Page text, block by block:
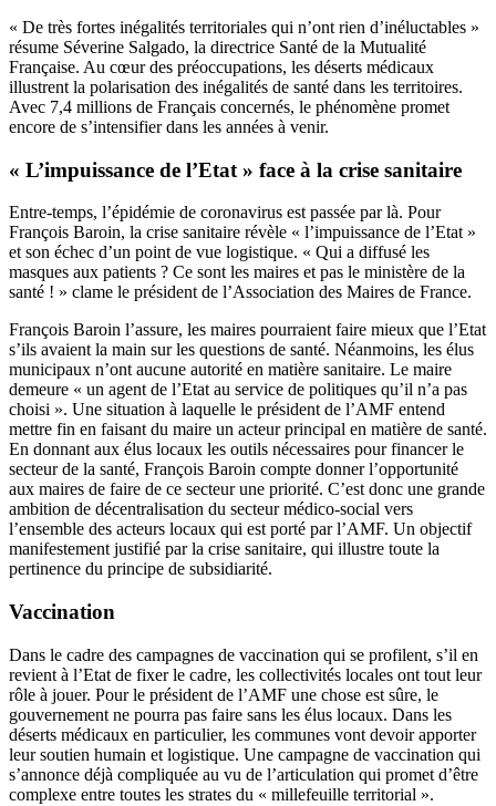
« De très fortes inégalités territoriales qui n’ont rien d’inéluctables »
résume Séverine Salgado, la directrice Santé de la Mutualité
Française. Au cœur des préoccupations, les déserts médicaux
illustrent la polarisation des inégalités de santé dans les territoires.
Avec 7,4 millions de Français concernés, le phénomène promet
encore de s’intensifier dans les années à venir.
« L’impuissance de l’Etat » face à la crise sanitaire
Entre-temps, l’épidémie de coronavirus est passée par là. Pour
François Baroin, la crise sanitaire révèle « l’impuissance de l’Etat »
et son échec d’un point de vue logistique. « Qui a diffusé les
masques aux patients ? Ce sont les maires et pas le ministère de la
santé ! » clame le président de l’Association des Maires de France.
François Baroin l’assure, les maires pourraient faire mieux que l’Etat
s’ils avaient la main sur les questions de santé. Néanmoins, les élus
municipaux n’ont aucune autorité en matière sanitaire. Le maire
demeure « un agent de l’Etat au service de politiques qu’il n’a pas
choisi ». Une situation à laquelle le président de l’AMF entend
mettre fin en faisant du maire un acteur principal en matière de santé.
En donnant aux élus locaux les outils nécessaires pour financer le
secteur de la santé, François Baroin compte donner l’opportunité
aux maires de faire de ce secteur une priorité. C’est donc une grande
ambition de décentralisation du secteur médico-social vers
l’ensemble des acteurs locaux qui est porté par l’AMF. Un objectif
manifestement justifié par la crise sanitaire, qui illustre toute la
pertinence du principe de subsidiarité.
Vaccination
Dans le cadre des campagnes de vaccination qui se profilent, s’il en
revient à l’Etat de fixer le cadre, les collectivités locales ont tout leur
rôle à jouer. Pour le président de l’AMF une chose est sûre, le
gouvernement ne pourra pas faire sans les élus locaux. Dans les
déserts médicaux en particulier, les communes vont devoir apporter
leur soutien humain et logistique. Une campagne de vaccination qui
s’annonce déjà compliquée au vu de l’articulation qui promet d’être
complexe entre toutes les strates du « millefeuille territorial ».